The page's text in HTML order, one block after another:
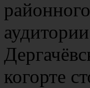
когорте